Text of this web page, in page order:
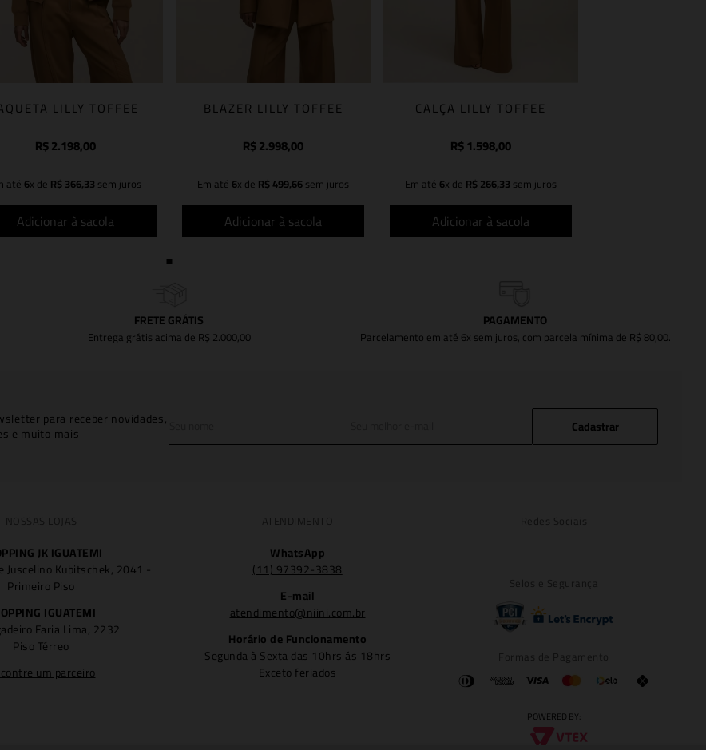
LILLY TOFFEE
R$2.198,00
até 6x de R$366,33 sem juros
Adicionar à sacola
BLAZER LILLY TOFFEE
R$2.998,00
Em até 6x de R$499,66sem juros
Adicionar à sacola
CALÇA LILLY TOFFEE
R$1.598,00
Em até 6x de R$266,33 sem juros
Adicionar à sacola
FRETE GRÁTIS
Entrega grátis acima de R$ 2.000,00
PAGAMENTO
Parcelamento em até 6x sem juros, com parcela mínima de R$ 80,00.
para receber novidades,
e muito mais Cadastrar
JK IGUATEMI
Juscelino Kubitschek, 2041 -
Primeiro Piso
IGUATEMI
Faria Lima, 2232
Piso Térreo
um parceiro
WhatsApp
(11) 97392-3838
E-mail
atendimento@niini.com.br
Horário de Funcionamento
Segunda à Sexta das 10hrs ás 18hrs
Exceto feriados
POWERED BY: